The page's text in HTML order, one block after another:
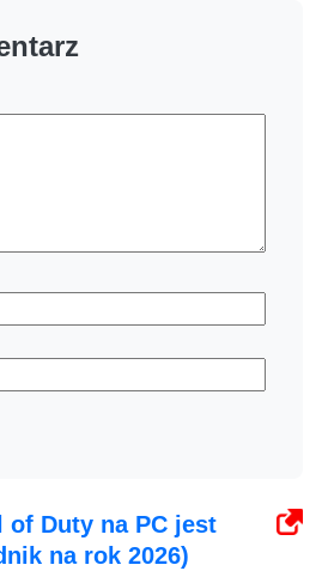
of Duty na PC jest
na rok 2026)